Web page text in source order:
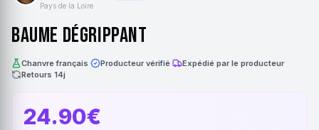
Pays de la Loire
Baume Dégrippant
Chanvre français Producteur vérifié Expédié par le producteur·
Retours 14j
24.90€